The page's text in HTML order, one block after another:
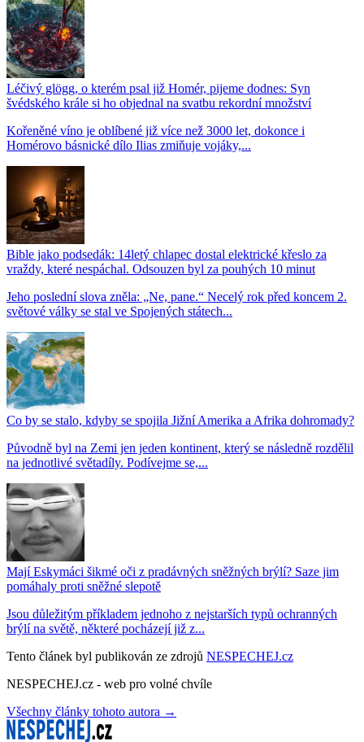
Léčivý glögg, o kterém psal již Homér, pijeme dodnes: Syn
švédského krále si ho objednal na svatbu rekordní množství
Kořeněné víno je oblíbené již více než 3000 let, dokonce i
Homérovo básnické dílo Ilias zmiňuje vojáky,...
Bible jako podsedák: 14letý chlapec dostal elektrické křeslo za
vraždy, které nespáchal. Odsouzen byl za pouhých 10 minut
Jeho poslední slova zněla: „Ne, pane.“ Necelý rok před koncem 2.
světové války se stal ve Spojených státech...
Co by se stalo, kdyby se spojila Jižní Amerika a Afrika dohromady?
Původně byl na Zemi jen jeden kontinent, který se následně rozdělil
na jednotlivé světadíly. Podívejme se,...
Mají Eskymáci šikmé oči z pradávných sněžných brýlí? Saze jim
pomáhaly proti sněžné slepotě
Jsou důležitým příkladem jednoho z nejstarších typů ochranných
brýlí na světě, některé pocházejí již z...
Tento článek byl publikován ze zdrojů NESPECHEJ.cz
NESPECHEJ.cz - web pro volné chvíle
Všechny články tohoto autora →